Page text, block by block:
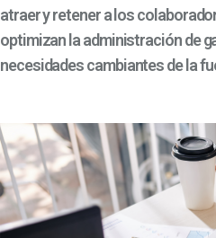
atraer y retener a los
optimizan la administración de
necesidades cambiantes de la